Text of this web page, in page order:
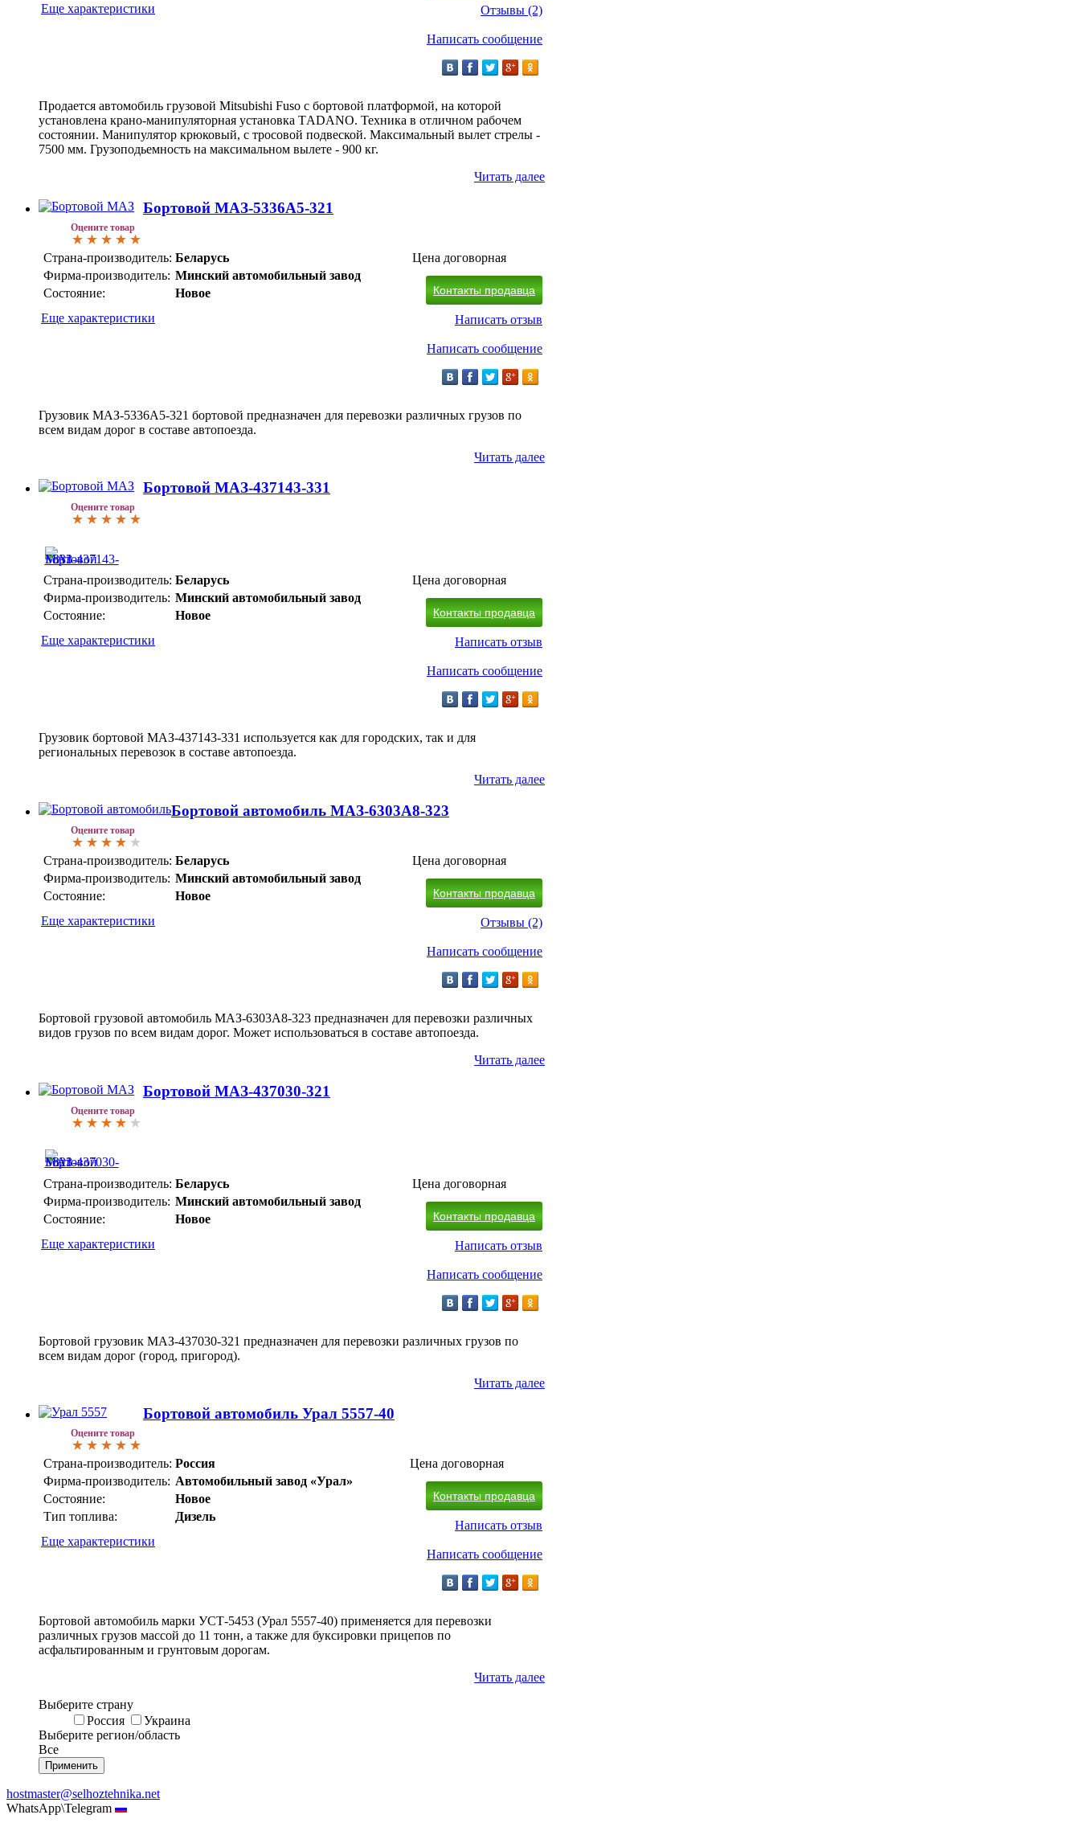
Еще характеристики
Отзывы (2)
Написать сообщение
Продается автомобиль грузовой Mitsubishi Fuso с бортовой платформой, на которой
установлена крано-манипуляторная установка ТADANO. Техника в отличном рабочем
состоянии. Манипулятор крюковый, с тросовой подвеской. Максимальный вылет стрелы -
7500 мм. Грузоподьемность на максимальном вылете - 900 кг.
Читать далее
Оцените товар
Бортовой МАЗ-5336А5-321
Страна-производитель: Беларусь
Фирма-производитель: Минский автомобильный завод
Состояние:
Новое
Еще характеристики
Цена договорная
Контакты продавца
Написать отзыв
Написать сообщение
Грузовик МАЗ-5336А5-321 бортовой предназначен для перевозки различных грузов по
всем видам дорог в составе автопоезда.
Читать далее
Оцените товар
Бортовой МАЗ-437143-331
Страна-производитель: Беларусь
Фирма-производитель: Минский автомобильный завод
Состояние:
Новое
Еще характеристики
Цена договорная
Контакты продавца
Написать отзыв
Написать сообщение
Грузовик бортовой МАЗ-437143-331 используется как для городских, так и для
региональных перевозок в составе автопоезда.
Читать далее
Оцените товар
Бортовой автомобиль МАЗ-6303А8-323
Страна-производитель: Беларусь
Фирма-производитель: Минский автомобильный завод
Состояние:
Новое
Еще характеристики
Цена договорная
Контакты продавца
Отзывы (2)
Написать сообщение
Бортовой грузовой автомобиль МАЗ-6303А8-323 предназначен для перевозки различных
видов грузов по всем видам дорог. Может использоваться в составе автопоезда.
Читать далее
Оцените товар
Бортовой МАЗ-437030-321
Страна-производитель: Беларусь
Фирма-производитель: Минский автомобильный завод
Состояние:
Новое
Еще характеристики
Цена договорная
Контакты продавца
Написать отзыв
Написать сообщение
Бортовой грузовик МАЗ-437030-321 предназначен для перевозки различных грузов по
всем видам дорог (город, пригород).
Читать далее
Оцените товар
Бортовой автомобиль Урал 5557-40
Страна-производитель: Россия
Фирма-производитель: Автомобильный завод «Урал»
Состояние:
Новое
Тип топлива:
Дизель
Еще характеристики
Цена договорная
Контакты продавца
Написать отзыв
Написать сообщение
Бортовой автомобиль марки УСТ-5453 (Урал 5557-40) применяется для перевозки
различных грузов массой до 11 тонн, а также для буксировки прицепов по
асфальтированным и грунтовым дорогам.
Читать далее
Выберите страну
Россия
Украина
Выберите регион/область
Все
hostmaster@selhoztehnika.net
WhatsApp\Telegram